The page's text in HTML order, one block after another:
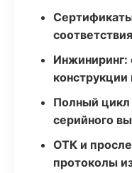
Инжиниринг:
конструкции
Полный цикл
серийного
ОТК и
протоколы